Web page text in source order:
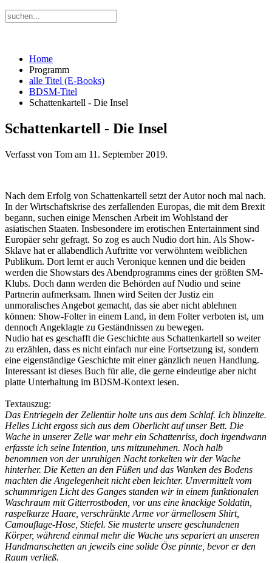
Home
Programm
alle Titel (E-Books)
BDSM-Titel
Schattenkartell - Die Insel
Schattenkartell - Die Insel
Verfasst von Tom am 11. September 2019.
Nach dem Erfolg von Schattenkartell setzt der Autor noch mal nach.
In der Wirtschaftskrise des zerfallenden Europas, die mit dem Brexit
begann, suchen einige Menschen Arbeit im Wohlstand der
asiatischen Staaten. Insbesondere im erotischen Entertainment sind
Europäer sehr gefragt. So zog es auch Nudio dort hin. Als Show-
Sklave hat er allabendlich Auftritte vor verwöhntem weiblichen
Publikum. Dort lernt er auch Veronique kennen und die beiden
werden die Showstars des Abendprogramms eines der größten SM-
Klubs. Doch dann werden die Behörden auf Nudio und seine
Partnerin aufmerksam. Ihnen wird Seiten der Justiz ein
unmoralisches Angebot gemacht, das sie aber nicht ablehnen
können: Show-Folter in einem Land, in dem Folter verboten ist, um
dennoch Angeklagte zu Geständnissen zu bewegen.
Nudio hat es geschafft die Geschichte aus Schattenkartell so weiter
zu erzählen, dass es nicht einfach nur eine Fortsetzung ist, sondern
eine eigenständige Geschichte mit einer gänzlich neuen Handlung.
Interessant ist dieses Buch für alle, die gerne eindeutige aber nicht
platte Unterhaltung im BDSM-Kontext lesen.
Textauszug:
Das Entriegeln der Zellentür holte uns aus dem Schlaf. Ich blinzelte.
Helles Licht ergoss sich aus dem Oberlicht auf unser Bett. Die
Wache in unserer Zelle war mehr ein Schattenriss, doch irgendwann
erfasste ich seine Intention, uns mitzunehmen. Noch halb
benommen von der unruhigen Nacht torkelten wir der Wache
hinterher. Die Ketten an den Füßen und das Wanken des Bodens
machten die Angelegenheit nicht eben leichter. Unvermittelt vom
schummrigen Licht des Ganges standen wir in einem funktionalen
Waschraum mit Gitterrostboden, vor uns eine knackige Soldatin,
raspelkurze Haare, verschränkte Arme vor ärmellosem Shirt,
Camouflage-Hose, Stiefel. Sie musterte unsere geschundenen
Körper, während einmal mehr die Wache uns separiert an unseren
Handmanschetten an jeweils eine solide Öse pinnte, bevor er den
Raum verließ.